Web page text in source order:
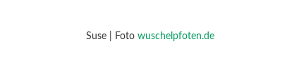
Suse | Foto wuschelpfoten.de